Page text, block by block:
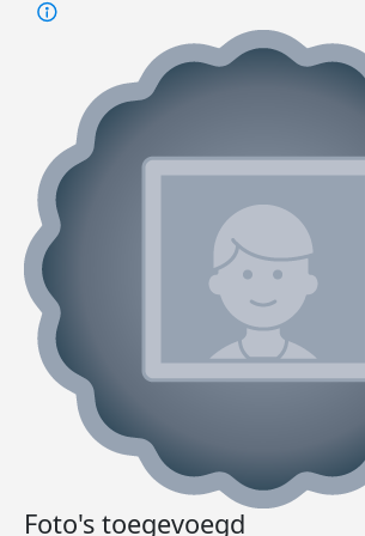
Foto's toegevoegd